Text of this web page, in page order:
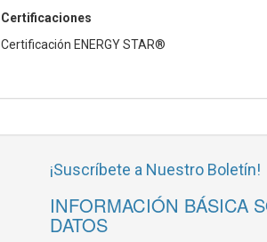
Certificaciones
Certificación ENERGY STAR®
¡Suscríbete a Nuestro Boletín!
INFORMACIÓN BÁSICA
DATOS